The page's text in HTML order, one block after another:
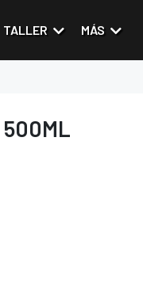
TALLER MÁS
500ML